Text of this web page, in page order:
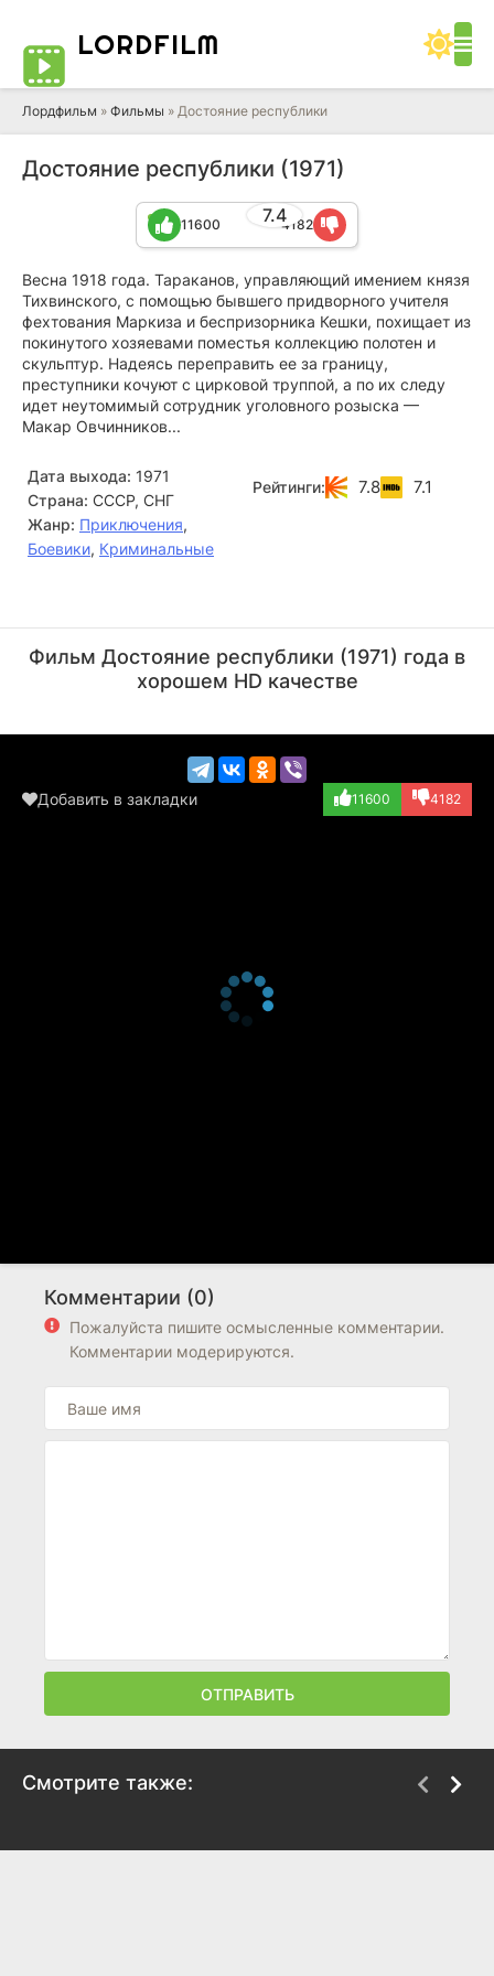
LORDFILM
Лордфильм » Фильмы » Достояние республики
Достояние республики (1971)
7.4
11600 4182
Весна 1918 года. Тараканов, управляющий имением князя
Тихвинского, с помощью бывшего придворного учителя
фехтования Маркиза и беспризорника Кешки, похищает из
покинутого хозяевами поместья коллекцию полотен и
скульптур. Надеясь переправить ее за границу,
преступники кочуют с цирковой труппой, а по их следу
идет неутомимый сотрудник уголовного розыска —
Макар Овчинников...
Дата выхода: 1971
Страна: СССР, СНГ
Жанр: Приключения,
Боевики, Криминальные
Рейтинги: 7.8 7.1
(железнодорожник...)
(Макар Овчиннико...)
Фильм Достояние республики (1971) года в
хорошем HD качестве
Добавить в закладки 11600 4182
Комментарии (0)
Пожалуйста пишите осмысленные комментарии.
Комментарии модерируются.
ОТПРАВИТЬ
Смотрите также: